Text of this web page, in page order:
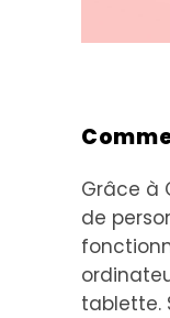
Grâce à
de
tablette.